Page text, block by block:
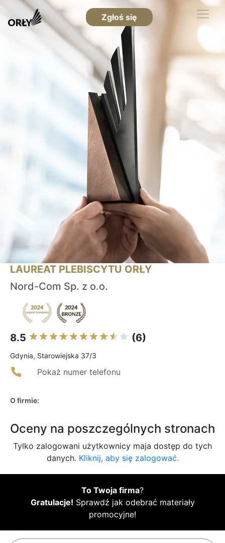
Zgłoś się
LAUREAT PLEBISCYTU ORŁY
Nord-Com Sp. z o.o.
8.5 (6)
Gdynia, Starowiejska 37/3
Pokaż numer telefonu
O firmie:
Oceny na poszczególnych stronach
Tylko zalogowani użytkownicy maja dostęp do tych
danych. Kliknij, aby się zalogować.
To Twoja firma?
Gratulacje! Sprawdź jak odebrać materiały
promocyjne!